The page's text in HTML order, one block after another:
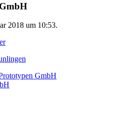
2018 um 10:53.
GmbH